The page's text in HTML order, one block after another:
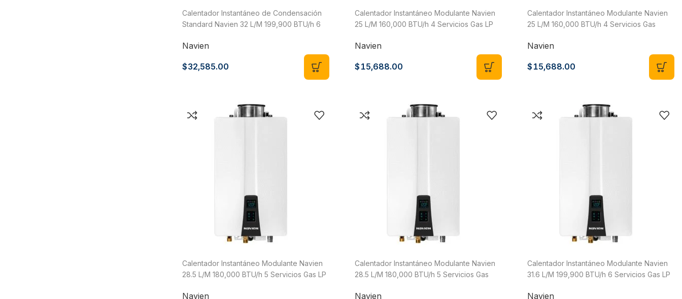
Calentador Instantáneo de Condensación
Standard Navien 32 L/M 199,900 BTU/h 6
Navien
$32,585.00
Calentador Instantáneo Modulante Navien
25 L/M 160,000 BTU/h 4 Servicios Gas LP
Navien
$ 15,688.00
Calentador Instantáneo Modulante Navien
25 L/M 160,000 BTU/h 4 Servicios Gas
Navien
$ 15,688.00
Calentador Instantáneo Modulante Navien
28.5 L/M 180,000 BTU/h 5 Servicios Gas LP
Navien
Calentador Instantáneo Modulante Navien
28.5 L/M 180,000 BTU/h 5 Servicios Gas
Navien
Calentador Instantáneo Modulante Navien
31.6 L/M 199,900 BTU/h 6 Servicios Gas LP
Navien